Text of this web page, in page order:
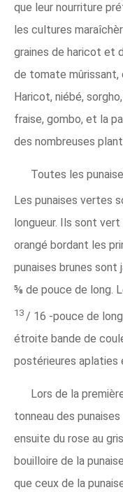
que leur nourriture
les cultures
graines de haricot et
de tomate
Haricot, niébé,
fraise, gombo, et la
des nombreuses
Toutes les
Les punaises vertes
longueur. Ils sont
orangé bordant les
punaises brunes
⅝ de pouce de long.
13 / 16 -pouce de
étroite bande de
postérieures aplaties
Lors de la
tonneau des
ensuite du rose au
bouilloire de la
que ceux de la